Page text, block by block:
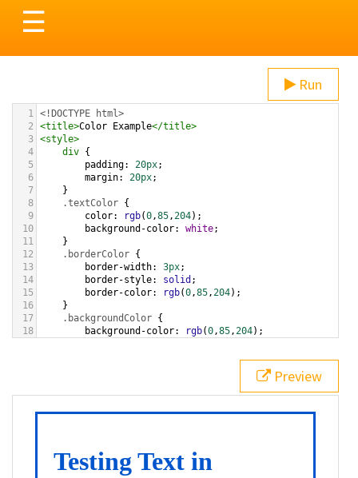
Toggle
navigation
☰
Run
1 <!DOCTYPE html>
2
<title>Color Example</title>
3 <style>
4
div {
5
padding: 20px;
6
margin: 20px;
7
}
8
.textColor {
9
color: rgb(0,85,204);
10
background-color: white;
11
}
12
.borderColor {
13
border-width: 3px;
14
border-style: solid ;
15
border-color: rgb(0,85,204);
16
}
17
.backgroundColor {
18
background-color: rgb(0,85,204);
bottom ,
white, rgb(0,85,204));
div class="textColor borderColor"
< h1>Testing Text in rgb(0,85,204)
Preview